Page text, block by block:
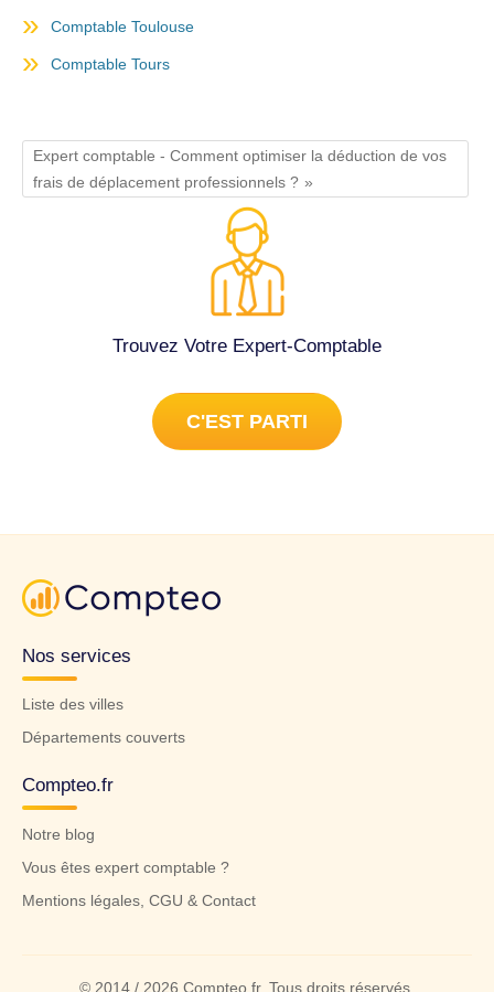
Comptable Toulouse
Comptable Tours
Expert comptable - Comment optimiser la déduction de vos
frais de déplacement professionnels ?
Trouvez Votre Expert-Comptable
C'EST PARTI
Nos services
Liste des villes
Départements couverts
Compteo.fr
Notre blog
Vous êtes expert comptable ?
Mentions légales, CGU & Contact
© 2014 / 2026 Compteo.fr. Tous droits réservés.